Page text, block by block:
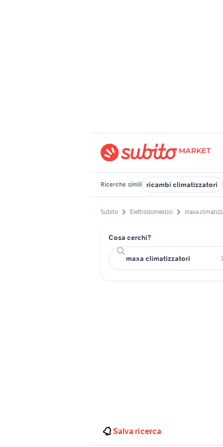
Ricerche simili ricambi climatizzatori
Subito Elettrodomestici maxa
Cosa cerchi?
Salva ricerca